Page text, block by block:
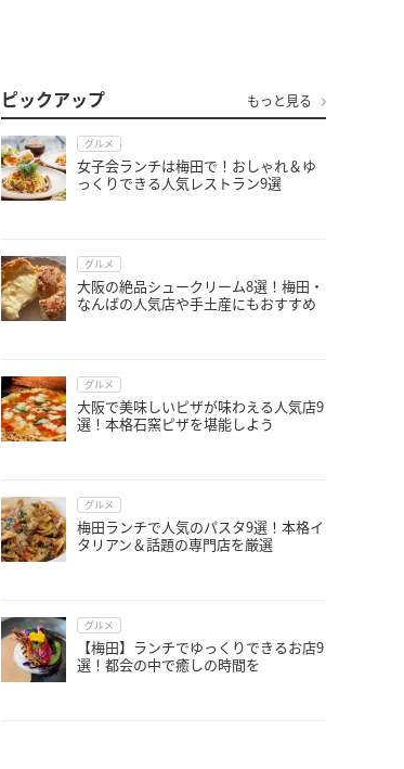
ピックアップ もっと見る
グルメ
女子会ランチは梅田で！おしゃれ＆ゆ
っくりできる人気レストラン9選
グルメ
大阪の絶品シュークリーム8選！梅田・
なんばの人気店や手土産にもおすすめ
グルメ
大阪で美味しいピザが味わえる人気店9
選！本格石窯ピザを堪能しよう
グルメ
梅田ランチで人気のパスタ9選！本格イ
タリアン＆話題の専門店を厳選
グルメ
【梅田】ランチでゆっくりできるお店9
選！都会の中で癒しの時間を